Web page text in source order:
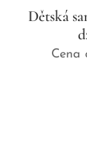
Dětská
Cena